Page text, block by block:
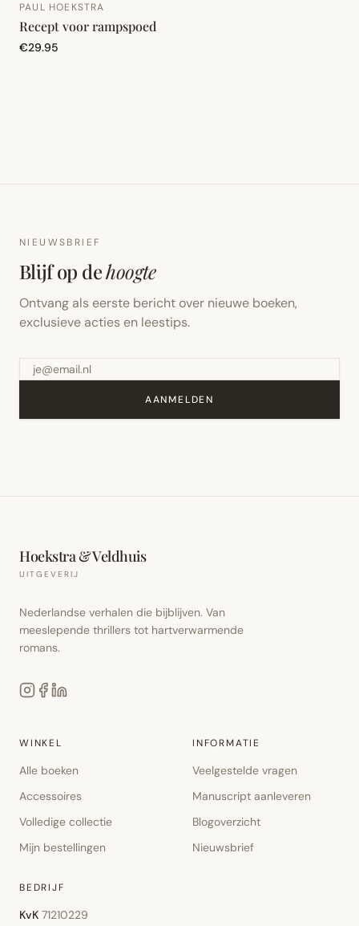
PAUL HOEKSTRA
Recept voor rampspoed
€29.95
NIEUWSBRIEF
Blijf op dehoogte
Ontvang als eerste bericht over nieuwe boeken,
exclusieve acties en leestips.
AANMELDEN
Hoekstra & Veldhuis
UITGEVERIJ
Nederlandse verhalen die bijblijven. Van
meeslepende thrillers tot hartverwarmende
romans.
WINKEL
Alle boeken
Accessoires
Volledige collectie
Mijn bestellingen
INFORMATIE
Veelgestelde vragen
Manuscript aanleveren
Blogoverzicht
Nieuwsbrief
BEDRIJF
KvK 71210229